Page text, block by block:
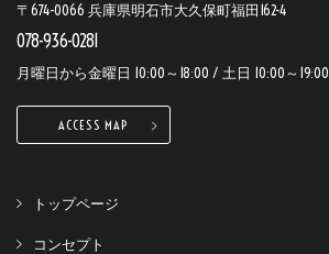
〒674-0066 兵庫県明石市大久保町福田162-4
078-936-0281
月曜日から金曜日 10:00～18:00 / 土日 10:00～19:00
ACCESS MAP
トップページ
コンセプト